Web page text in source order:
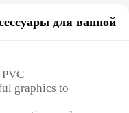
для ванной
graphics to